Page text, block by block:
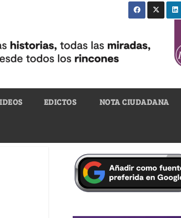
EDICTOS NOTA CIUDADANA